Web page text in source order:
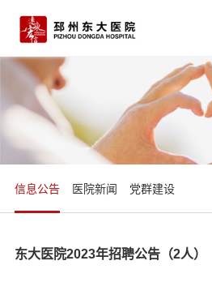
信息公告 医院新闻 党群建设
东大医院2023年招聘公告（2人）